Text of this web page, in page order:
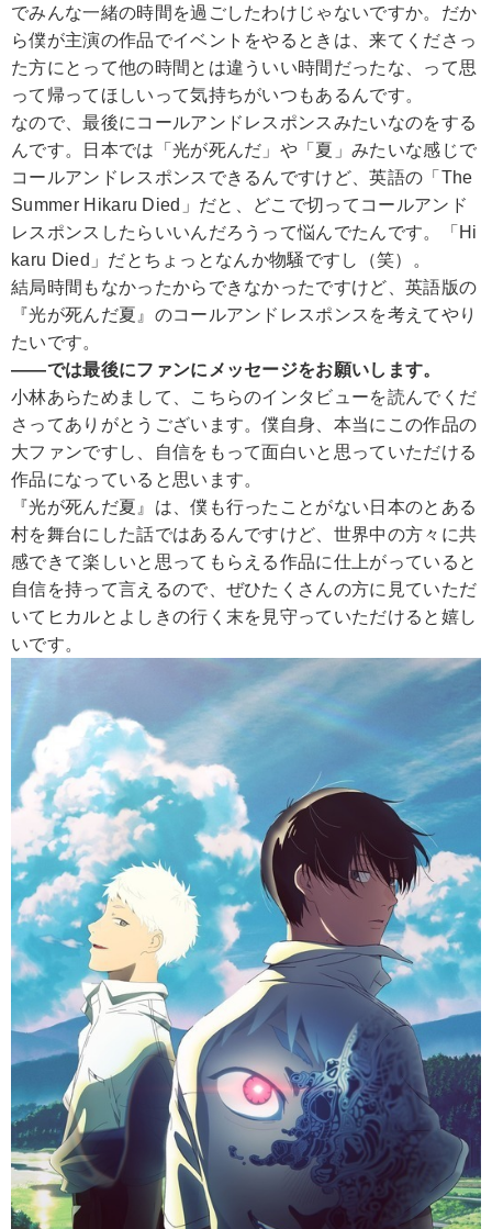
でみんな一緒の時間を過ごしたわけじゃないですか。だか
ら僕が主演の作品でイベントをやるときは、来てくださっ
た方にとって他の時間とは違ういい時間だったな、って思
って帰ってほしいって気持ちがいつもあるんです。
なので、最後にコールアンドレスポンスみたいなのをする
んです。日本では「光が死んだ」や「夏」みたいな感じで
コールアンドレスポンスできるんですけど、英語の「The
Summer Hikaru Died」だと、どこで切ってコールアンド
レスポンスしたらいいんだろうって悩んでたんです。「Hi
karu Died」だとちょっとなんか物騒ですし（笑）。
結局時間もなかったからできなかったですけど、英語版の
『光が死んだ夏』のコールアンドレスポンスを考えてやり
たいです。
――では最後にファンにメッセージをお願いします。
小林あらためまして、こちらのインタビューを読んでくだ
さってありがとうございます。僕自身、本当にこの作品の
大ファンですし、自信をもって面白いと思っていただける
作品になっていると思います。
『光が死んだ夏』は、僕も行ったことがない日本のとある
村を舞台にした話ではあるんですけど、世界中の方々に共
感できて楽しいと思ってもらえる作品に仕上がっていると
自信を持って言えるので、ぜひたくさんの方に見ていただ
いてヒカルとよしきの行く末を見守っていただけると嬉し
いです。